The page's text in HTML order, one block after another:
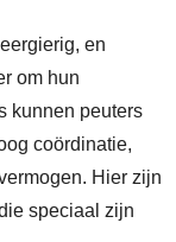
en
om hun
kunnen peuters
coördinatie,
Hier zijn
speciaal zijn